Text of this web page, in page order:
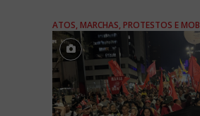
ATOS, MARCHAS, PROTESTOS E MOB